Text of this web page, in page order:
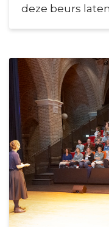
deze beurs laten